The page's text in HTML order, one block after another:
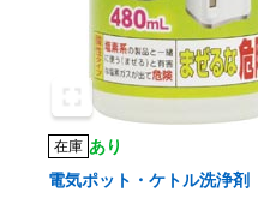
在庫 あり
電気ポット・ケトル洗浄剤